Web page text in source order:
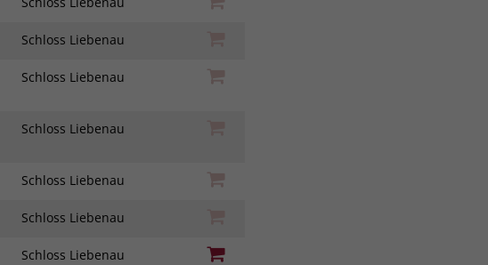
Schloss Liebenau
Schloss Liebenau
Schloss Liebenau
Schloss Liebenau
Schloss Liebenau
Schloss Liebenau